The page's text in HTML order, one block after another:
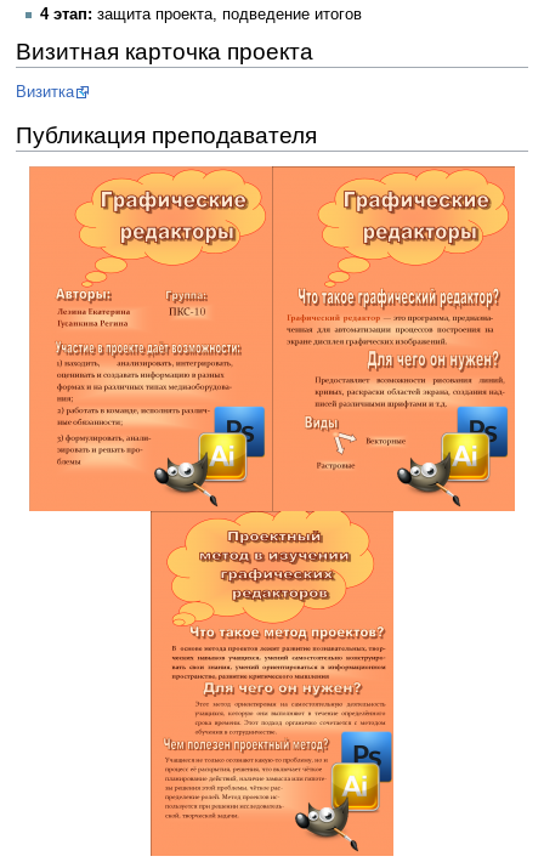
4 этап: защита проекта, подведение итогов
Визитная карточка проекта
Визитка
Публикация преподавателя